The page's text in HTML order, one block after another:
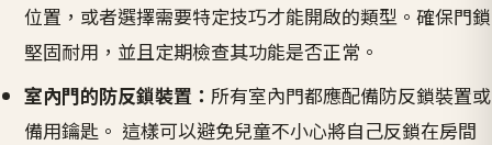
位置，或者選擇需要特定技巧才能開啟的類型。確保門鎖
堅固耐用，並且定期檢查其功能是否正常。
室內門的防反鎖裝置： 所有室內門都應配備防反鎖裝置或
備用鑰匙。 這樣可以避免兒童不小心將自己反鎖在房間